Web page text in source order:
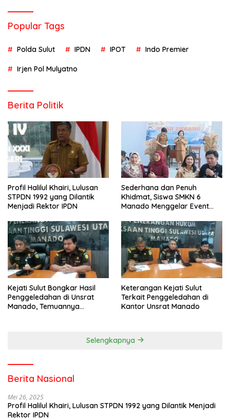
Popular Tags
Polda Sulut IPDN IPOT Indo Premier
Irjen Pol Mulyatno
Berita Politik
Profil Halilul Khairi, Lulusan
STPDN 1992 yang Dilantik
Menjadi Rektor IPDN
Sederhana dan Penuh
Khidmat, Siswa SMKN 6
Manado Menggelar Event
Kejati Sulut Bongkar Hasil
Penggeledahan di Unsrat
Manado, Temuannya
Keterangan Kejati Sulut
Terkait Penggeledahan di
Kantor Unsrat Manado
Selengkapnya
Berita Nasional
Mei 26, 2025
Profil Halilul Khairi, Lulusan STPDN 1992 yang Dilantik Menjadi
Rektor IPDN